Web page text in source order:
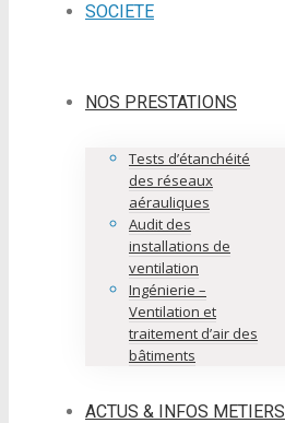
SOCIETE
NOS PRESTATIONS
Tests d’étanchéité
des réseaux
aérauliques
Audit des
installations de
ventilation
Ingénierie –
Ventilation et
traitement d’air des
bâtiments
ACTUS & INFOS METIERS